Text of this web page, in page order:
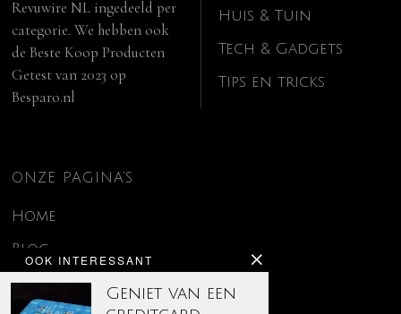
OOK INTERESSANT
Geniet van een
Revuwire NL ingedeeld per
categorie. We hebben ook
deBeste Koop Producten
Getest van 2023 op
Besparo.nl
Huis & Tuin
Tech & Gadgets
Tips en tricks
ONZE PAGINA’S
Home
Blog
Contact